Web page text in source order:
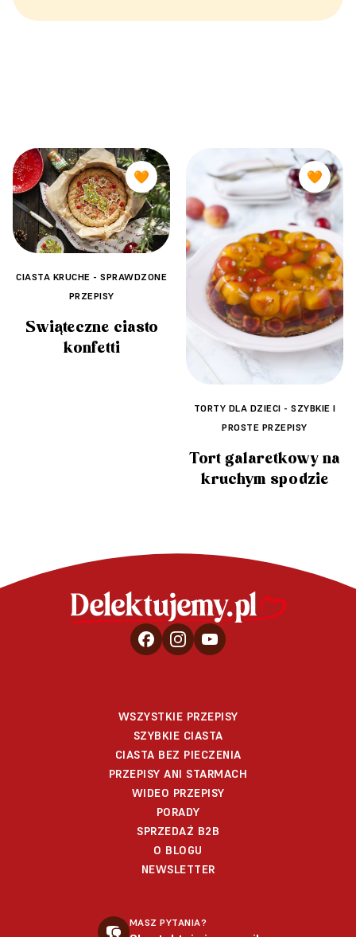
🧡
CIASTA KRUCHE - SPRAWDZONE
PRZEPISY
Świąteczne ciasto
konfetti
🧡
TORTY DLA DZIECI - SZYBKIE I
PROSTE PRZEPISY
Tort galaretkowy na
kruchym spodzie
WSZYSTKIE PRZEPISY
SZYBKIE CIASTA
CIASTA BEZ PIECZENIA
PRZEPISY ANI STARMACH
WIDEO PRZEPISY
PORADY
SPRZEDAŻ B2B
O BLOGU
NEWSLETTER
MASZ PYTANIA?